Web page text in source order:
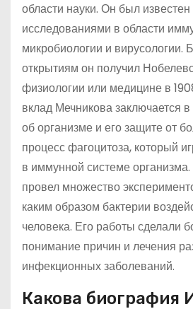
области науки. Он был
исследованиями в области
микробиологии и вирусологии.
открытиям он получил
физиологии или медицине в
вклад Мечникова заключается
об организме и его защите от
процесс фагоцитоза, который
в иммунной системе
провел множество
каким образом бактерии
человека. Его работы сделали
понимание причин и лечения
инфекционных заболеваний.
Какова биография